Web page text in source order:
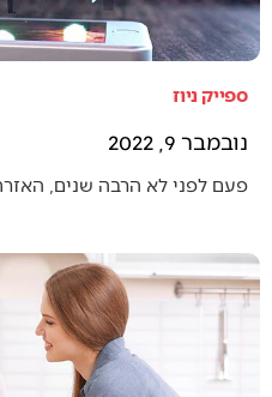
ספייק ניוז
נובמבר 9, 2022
פעם לפני לא הרבה שנים,